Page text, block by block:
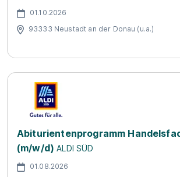
01.10.2026
93333 Neustadt an der Donau (u.a.)
Abiturientenprogramm
(m/w/d) ALDI SÜD
01.08.2026